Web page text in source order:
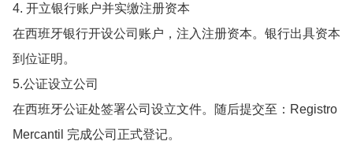
4. 开立银行账户并实缴注册资本
在西班牙银行开设公司账户，注入注册资本。银行出具资本
到位证明。
5.公证设立公司
在西班牙公证处签署公司设立文件。随后提交至：Registro
Mercantil 完成公司正式登记。